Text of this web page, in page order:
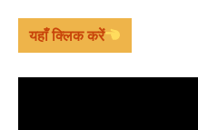
यहाँ क्लिक करें